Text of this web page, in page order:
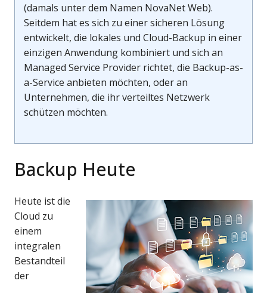
(damals unter dem Namen NovaNet Web).
Seitdem hat es sich zu einer sicheren Lösung
entwickelt, die lokales und Cloud-Backup in einer
einzigen Anwendung kombiniert und sich an
Managed Service Provider richtet, die Backup-as-
a-Service anbieten möchten, oder an
Unternehmen, die ihr verteiltes Netzwerk
schützen möchten.
Backup Heute
Heute ist die
Cloud zu
einem
integralen
Bestandteil
der